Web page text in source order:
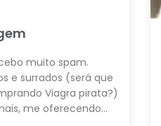
muito spam.
e surrados (será que
Viagra pirata?)
me oferecendo…